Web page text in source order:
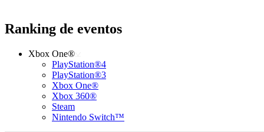
Ranking de eventos
Xbox One®
PlayStation®4
PlayStation®3
Xbox One®
Xbox 360®
Steam
Nintendo Switch™